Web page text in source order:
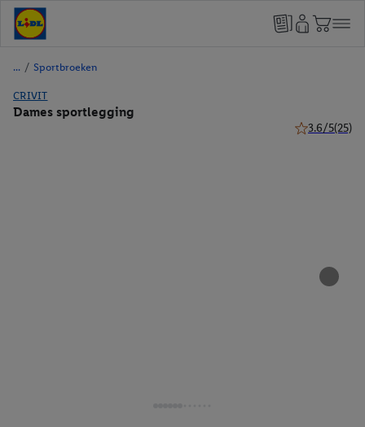
/ Sportbroeken
CRIVIT
Dames sportlegging
3.6/5(25)